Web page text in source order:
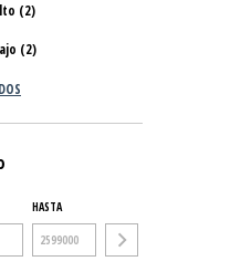
(2)
(2)
HASTA